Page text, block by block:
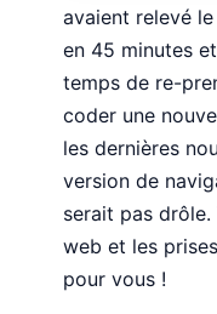
avaient relevé
en 45 minutes
temps de re-
coder une
les dernières
version de
serait pas
web et les
pour vous !